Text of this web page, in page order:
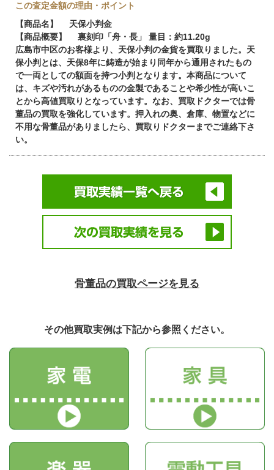
この査定金額の理由・ポイント
【商品名】 天保小判金
【商品概要】 裏刻印「舟・長」 量目：約11.20g
広島市中区のお客様より、天保小判の金貨を買取りました。天
保小判とは、天保8年に鋳造が始まり同年から通用されたもの
で一両としての額面を持つ小判となります。本商品について
は、キズや汚れがあるものの金製であることや希少性が高いこ
とから高値買取りとなっています。なお、買取ドクターでは骨
董品の買取を強化しています。押入れの奥、倉庫、物置などに
不用な骨董品がありましたら、買取りドクターまでご連絡下さ
い。
骨董品の買取ページを見る
その他買取実例は下記から参照ください。